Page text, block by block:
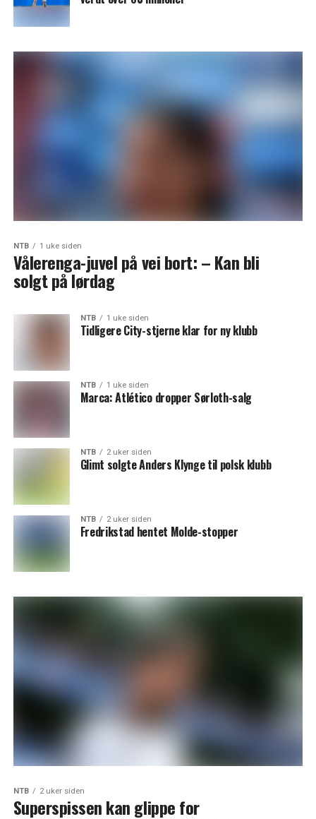
NTB 1 uke siden
Vålerenga-juvel på vei bort: – Kan bli
solgt på lørdag
NTB 1 uke siden
Tidligere City-stjerne klar for ny klubb
NTB 1 uke siden
Marca: Atlético dropper Sørloth-salg
NTB 2 uker siden
Glimt solgte Anders Klynge til polsk klubb
NTB 2 uker siden
Fredrikstad hentet Molde-stopper
NTB 2 uker siden
Superspissen kan glippe for